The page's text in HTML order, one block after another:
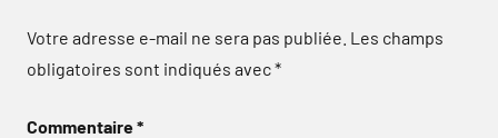
Votre adresse e-mail ne sera pas publiée. Les champs
obligatoires sont indiqués avec*
Commentaire*